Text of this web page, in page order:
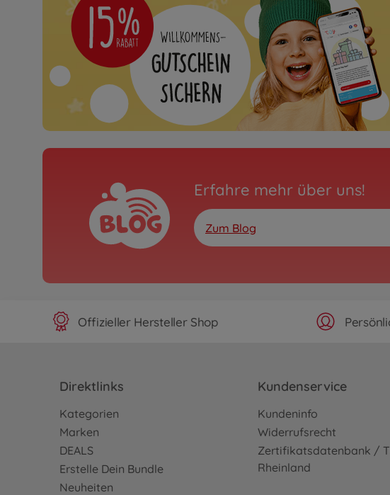
Einsatz- & Baustellenfahrzeuge
BIG Jim Muldenkipper
Kindertraktor
800056568
99,– €
Mercedes-Benz
Mercedes-AMG GT von BIG
800056354
119,– €
VW
Baby VW T1 Blau von BIG
800055321
69,99 € 99,00 €
Erfahre mehr über uns!
Zum Blog
Offizieller Hersteller Shop
Direktlinks
Kategorien
Marken
DEALS
Erstelle Dein Bundle
Neuheiten
Kundenservice
Kundeninfo
Widerrufsrecht
Zertifikatsdatenbank /
Rheinland